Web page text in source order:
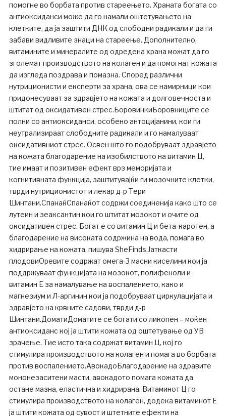
помогне во борбата против стареењето. Храната богата со
антиоксиданси може да го намали оштетувањето на
клетките, да ја заштити ДНК од слободни радикали и да ги
забави видливите знаци на стареење. Дополнително,
витамините и минералите од одредена храна можат да го
зголемат производството на колаген и да помогнат кожата
да изгледа поздрава и помазна. Според различни
нутриционисти и експерти за храна, ова се намирници кои
придонесуваат за здравјето на кожата и долговечноста и
штитат од оксидативен стрес.БоровинкиБоровниците се
полни со антиоксиданси, особено антоцијанини, кои ги
неутрализираат слободните радикали и го намалуваат
оксидативниот стрес. Освен што го подобруваат здравјето
на кожата благодарение на изобилството на витамин Ц,
тие имаат и позитивен ефект врз меморијата и
когнитивната функција, заштитувајќи ги мозочните клетки,
тврди нутриционистот и лекар д-р Тери
Шинтани.СпанаќСпанаќот содржи соединенија како што се
лутеин и зеаксантин кои го штитат мозокот и очите од
оксидативен стрес. Богат е со витамин Ц и бета-каротен, а
благодарение на високата содржина на вода, помага во
хидрирање на кожата, пишува SheFinds.Јаткасти
плодовиОревите содржат омега-3 масни киселини кои ја
поддржуваат функцијата на мозокот, полифеноли и
витамин Е за намалување на воспалението, како и
магнезиум и Л-аргинин кои ја подобруваат циркулацијата и
здравјето на крвните садови, тврди д-р
Шинтани.ДоматиДоматите се богати со ликопен – моќен
антиоксиданс кој ја штити кожата од оштетување од УВ
зрачење. Тие исто така содржат витамин Ц, кој го
стимулира производството на колаген и помага во борбата
против воспалението.АвокадоБлагодарение на здравите
мононезаситени масти, авокадото помага кожата да
остане мазна, еластична и хидрирана. Витаминот Ц го
стимулира производството на колаген, додека витаминот Е
ја штити кожата од сувост и штетните ефекти на